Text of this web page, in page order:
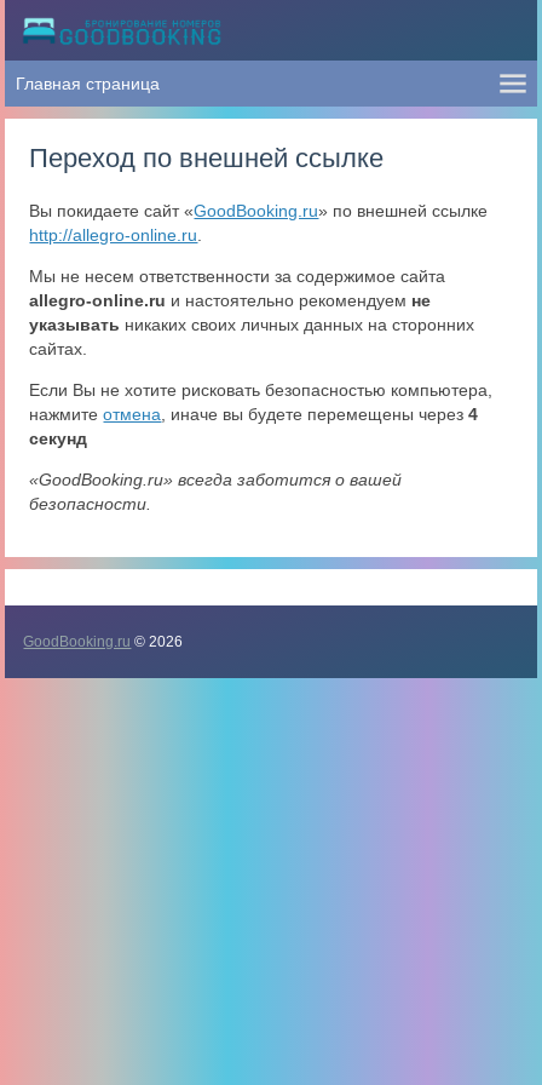
Переход по внешней ссылке
Вы покидаете сайт «GoodBooking.ru» по внешней ссылке
http://allegro-online.ru
Мы не несем ответственности за содержимое сайта
allegro-online.ru и настоятельно рекомендуем не
указывать никаких своих личных данных на сторонних
сайтах.
Если Вы не хотите рисковать безопасностью компьютера,
нажмитеотмена , иначе вы будете перемещены через4
секунд
«GoodBooking.ru» всегда заботится о вашей
безопасности.
GoodBooking.ru © 2026